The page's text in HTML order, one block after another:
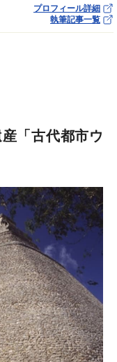
プロフィール詳細
執筆記事一覧
「古代都市ウ